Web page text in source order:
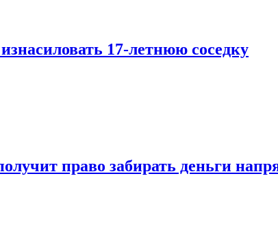
17-летнюю соседку
право забирать деньги